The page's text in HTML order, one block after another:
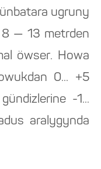
ugruny
— 13 metrden
öwser. Howa
0... +5
-1...
aralygynda